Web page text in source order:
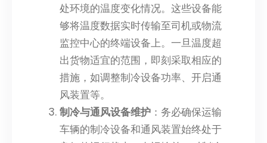
处环境的温度变化情况。这些设备能
够将温度数据实时传输至司机或物流
监控中心的终端设备上。一旦温度超
出货物适宜的范围，即刻采取相应的
措施，如调整制冷设备功率、开启通
风装置等。
制冷与通风设备维护 ：务必确保运输
车辆的制冷设备和通风装置始终处于